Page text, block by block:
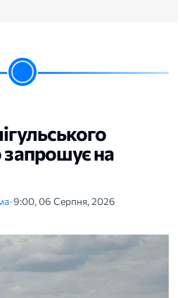
на
•9:00, 06 Серпня, 2026